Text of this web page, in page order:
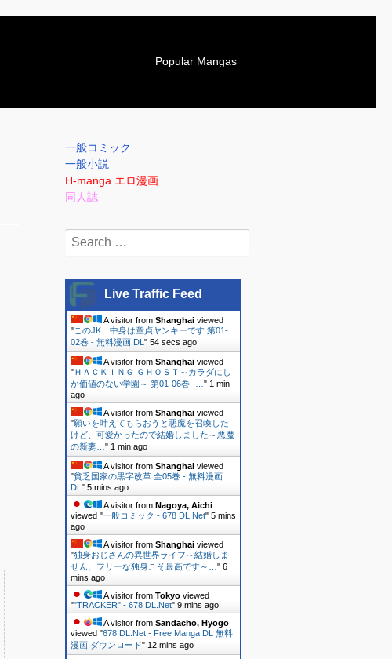
S
p
o
Popular Mangas
一般コミック
一般小説
H-manga エロ漫画
同人誌
Search
Live Traffic Feed
A visitor from Shanghaiviewed
"このJK、中身は童貞ヤンキーです 第01-
02巻 - 無料漫画 DL " 55 secs ago
A visitor from Shanghaiviewed
"ＨＡＣＫＩＮＧ ＧＨＯＳＴ～カラダにし
か価値のない学園～ 第01-06巻 -… " 1 min
ago
A visitor from Shanghaiviewed
"願いを叶えてもらおうと悪魔を召喚した
けど、可愛かったので結婚しました～悪魔
の新妻… " 1 min ago
A visitor from Shanghaiviewed
"貧乏国家の黒字改革 全05巻 - 無料漫画
DL " 5 mins ago
A visitor from Nagoya, Aichi
viewed "一般コミック - 678 DL.Net" 5 mins
ago
A visitor from Shanghaiviewed
"独身おじさんの異世界ライフ～結婚しま
せん、フリーな独身こそ最高です～… " 6
mins ago
A visitor from Tokyoviewed
""TRACKER" - 678 DL.Net" 9 mins ago
A visitor from Sandacho, Hyogo
viewed "678 DL.Net - Free Manga DL 無料
漫画 ダウンロード" 12 mins ago